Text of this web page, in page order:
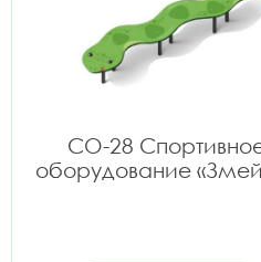
СО-28
оборудование